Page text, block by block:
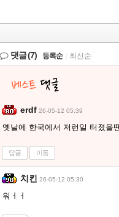
댓글(7) 등록순 최신순
erdf 26-05-12 05:39
옛날에 한국에서 저런일 터졌을
답글 이동
치킨 26-05-12 05:30
워ㅓㅓ